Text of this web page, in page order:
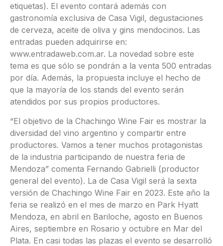
etiquetas). El evento contará además con
gastronomía exclusiva de Casa Vigil, degustaciones
de cerveza, aceite de oliva y gins mendocinos. Las
entradas pueden adquirirse en:
www.entradaweb.com.ar. La novedad sobre este
tema es que sólo se pondrán a la venta 500 entradas
por día. Además, la propuesta incluye el hecho de
que la mayoría de los stands del evento serán
atendidos por sus propios productores.
“El objetivo de la Chachingo Wine Fair es mostrar la
diversidad del vino argentino y compartir entre
productores. Vamos a tener muchos protagonistas
de la industria participando de nuestra feria de
Mendoza” comenta Fernando Gabrielli (productor
general del evento). La de Casa Vigil será la sexta
versión de Chachingo Wine Fair en 2023. Este año la
feria se realizó en el mes de marzo en Park Hyatt
Mendoza, en abril en Bariloche, agosto en Buenos
Aires, septiembre en Rosario y octubre en Mar del
Plata. En casi todas las plazas el evento se desarrolló